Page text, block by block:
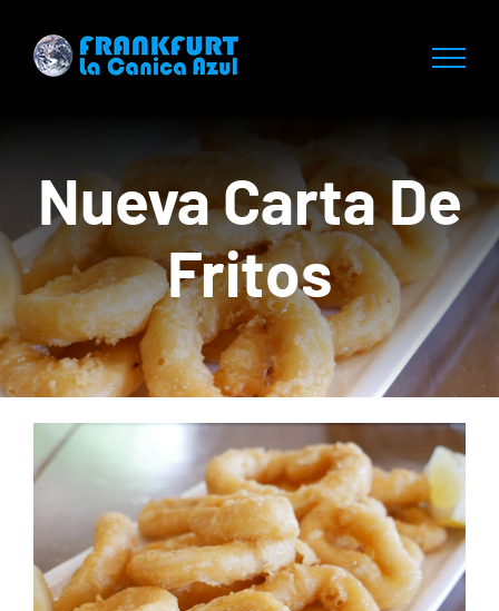
contenido
Nueva Carta De
Fritos